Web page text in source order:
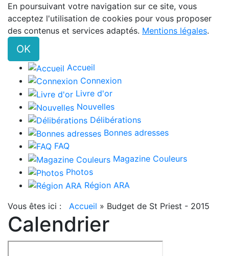
En poursuivant votre navigation sur ce site, vous
acceptez l'utilisation de cookies pour vous proposer
des contenus et services adaptés. Mentions légales.
OK
Accueil
Connexion
Livre d'or
Nouvelles
Délibérations
Bonnes adresses
FAQ
Magazine Couleurs
Photos
Région ARA
Vous êtes ici : Accueil » Budget de St Priest - 2015
Calendrier